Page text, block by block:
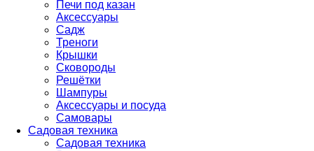
Печи под казан
Аксессуары
Садж
Треноги
Крышки
Сковороды
Решётки
Шампуры
Аксессуары и посуда
Самовары
Садовая техника
Садовая техника